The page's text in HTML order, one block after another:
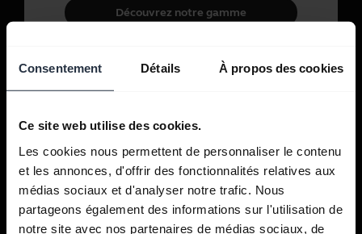
Consentement Détails À propos des cookies
Ce site web utilise des cookies.
Les cookies nous permettent de personnaliser le contenu
et les annonces, d'offrir des fonctionnalités relatives aux
médias sociaux et d'analyser notre trafic. Nous
partageons également des informations sur l'utilisation de
notre site avec nos partenaires de médias sociaux, de
Découvrez notre gamme
Pour un usage personnel
les appels, la musique et le sport.
Découvrez notre gamme